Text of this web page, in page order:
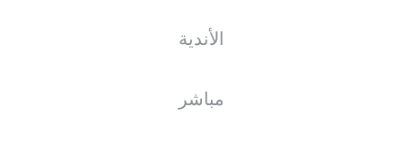
الأندية
مباشر